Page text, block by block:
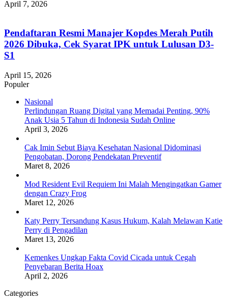
April 7, 2026
Pendaftaran Resmi Manajer Kopdes Merah Putih
2026 Dibuka, Cek Syarat IPK untuk Lulusan D3-
S1
April 15, 2026
Populer
Nasional
Perlindungan Ruang Digital yang Memadai Penting, 90%
Anak Usia 5 Tahun di Indonesia Sudah Online
April 3, 2026
Cak Imin Sebut Biaya Kesehatan Nasional Didominasi
Pengobatan, Dorong Pendekatan Preventif
Maret 8, 2026
Mod Resident Evil Requiem Ini Malah Mengingatkan Gamer
dengan Crazy Frog
Maret 12, 2026
Katy Perry Tersandung Kasus Hukum, Kalah Melawan Katie
Perry di Pengadilan
Maret 13, 2026
Kemenkes Ungkap Fakta Covid Cicada untuk Cegah
Penyebaran Berita Hoax
April 2, 2026
Categories